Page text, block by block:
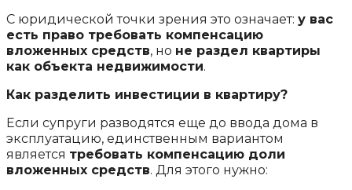
С юридической точки зрения это означает: у вас
есть право требовать компенсацию
вложенных средств, но не раздел квартиры
как объекта недвижимости.
Как разделить инвестиции в квартиру?
Если супруги разводятся еще до ввода дома в
эксплуатацию, единственным вариантом
является требовать компенсацию доли
вложенных средств. Для этого нужно: